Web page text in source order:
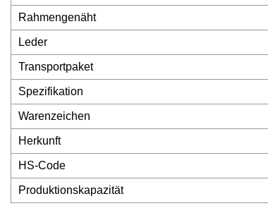
Rahmengenäht
Leder
Transportpaket
Spezifikation
Warenzeichen
Herkunft
HS-Code
Produktionskapazität